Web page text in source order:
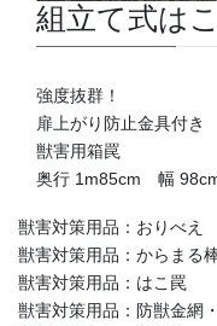
組立て式は
強度抜群！
扉上がり防止金具付き
獣害用箱罠
奥行 1m85cm 幅
獣害対策用品：おりべえ
獣害対策用品：からまる
獣害対策用品：はこ罠
獣害対策用品：防獣金網